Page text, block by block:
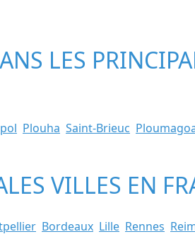
LES
Plouha Saint-Brieuc
VILLES EN
Bordeaux Lille Rennes